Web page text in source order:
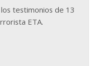
testimonios de 13
ETA.